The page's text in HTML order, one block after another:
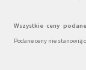
Wszystkie ceny
Podane ceny nie